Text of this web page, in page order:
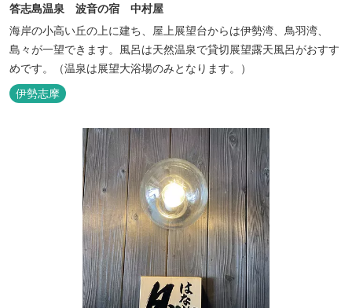
答志島温泉 波音の宿 中村屋
海岸の小高い丘の上に建ち、屋上展望台からは伊勢湾、鳥羽湾、
島々が一望できます。風呂は天然温泉で貸切展望露天風呂がおすす
めです。（温泉は展望大浴場のみとなります。）
伊勢志摩